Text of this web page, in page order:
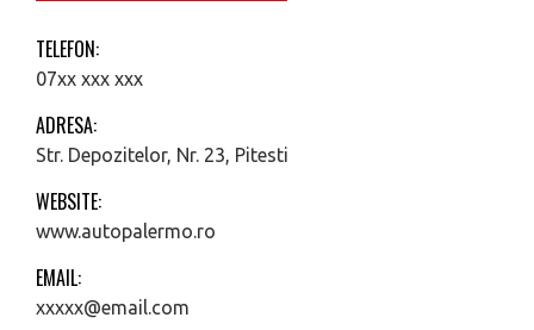
TELEFON:
07xx xxx xxx
ADRESA:
Str. Depozitelor, Nr. 23, Pitesti
WEBSITE:
www.autopalermo.ro
EMAIL:
xxxxx@email.com